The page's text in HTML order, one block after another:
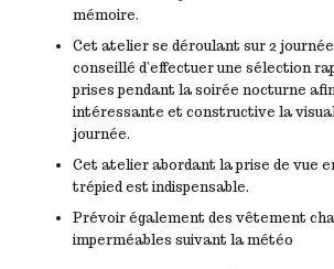
mémoire.
Cet atelier se déroulant sur 2
conseillé d’effectuer une sélection
prises pendant la soirée nocturne
intéressante et constructive la
journée.
Cet atelier abordant la prise de vue
trépied est indispensable.
Prévoir également des vêtement
imperméables suivant la météo